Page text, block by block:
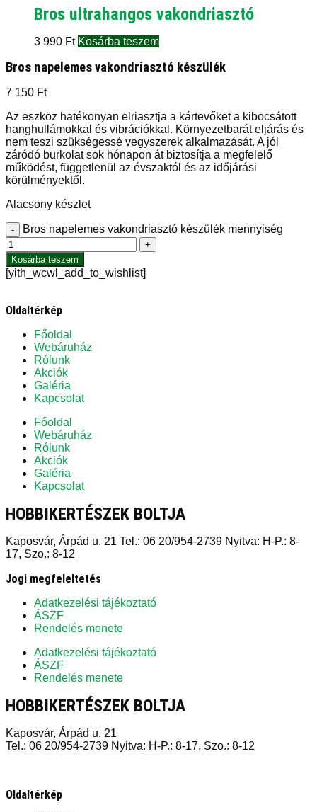
Bros ultrahangos vakondriasztó
3 990 Ft Kosárba teszem
Bros napelemes vakondriasztó készülék
7 150 Ft
Az eszköz hatékonyan elriasztja a kártevőket a kibocsátott
hanghullámokkal és vibrációkkal. Környezetbarát eljárás és
nem teszi szükségessé vegyszerek alkalmazását. A jól
záródó burkolat sok hónapon át biztosítja a megfelelő
működést, függetlenül az évszaktól és az időjárási
körülményektől.
Alacsony készlet
- Bros napelemes vakondriasztó készülék mennyiség
+
Kosárba teszem
[yith_wcwl_add_to_wishlist]
Oldaltérkép
Főoldal
Webáruház
Rólunk
Akciók
Galéria
Kapcsolat
Főoldal
Webáruház
Rólunk
Akciók
Galéria
Kapcsolat
HOBBIKERTÉSZEK BOLTJA
Kaposvár, Árpád u. 21 Tel.: 06 20/954-2739 Nyitva: H-P.: 8-
17, Szo.: 8-12
Jogi megfeleltetés
Adatkezelési tájékoztató
ÁSZF
Rendelés menete
Adatkezelési tájékoztató
ÁSZF
Rendelés menete
HOBBIKERTÉSZEK BOLTJA
Kaposvár, Árpád u. 21
Tel.: 06 20/954-2739 Nyitva: H-P.: 8-17, Szo.: 8-12
Oldaltérkép